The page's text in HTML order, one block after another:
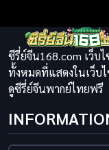
ซีรี่ย์จีน168.com เว็บ
ทั้งหมดที่แสดงในเว็บ
ดูซีรี่ย์จีนพากย์ไทยฟรี